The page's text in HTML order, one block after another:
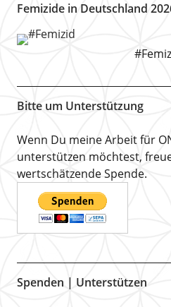
Femizide in Deutschland
Bitte um Unterstützung
Wenn Du meine Arbeit für
unterstützen möchtest,
wertschätzende Spende.
Spenden | Unterstützen